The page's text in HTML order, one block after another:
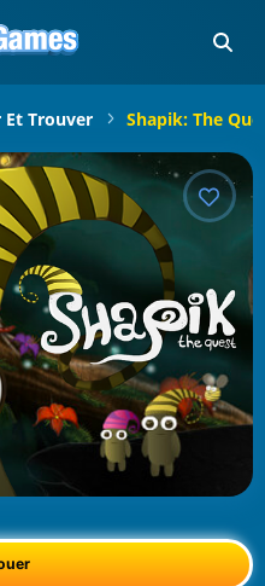
Et Trouver Shapik: The